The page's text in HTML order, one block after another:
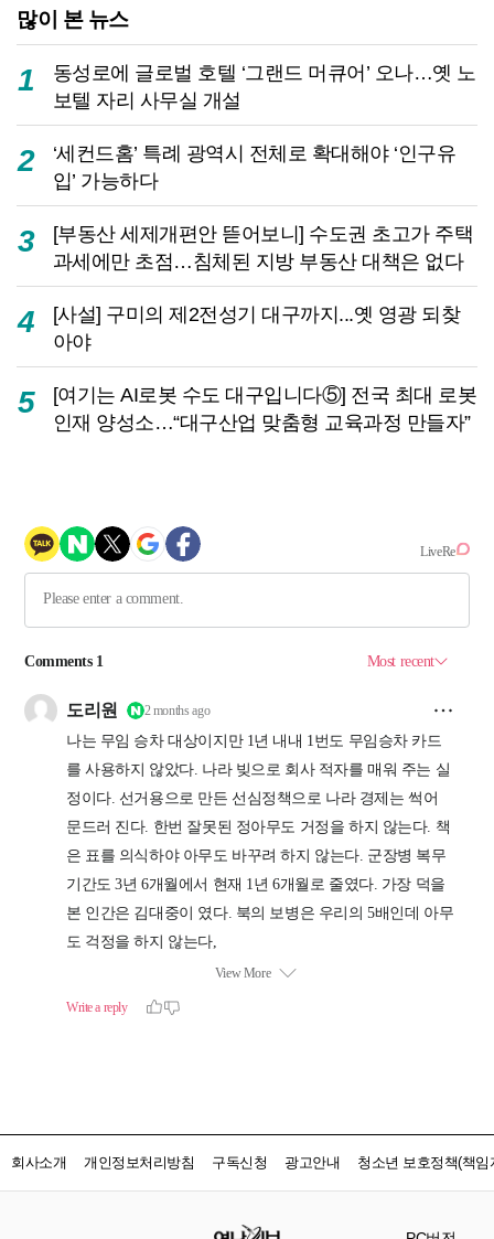
많이 본 뉴스
1
동성로에 글로벌 호텔 ‘그랜드 머큐어’ 오나…옛 노
보텔 자리 사무실 개설
2
‘세컨드홈’ 특례 광역시 전체로 확대해야 ‘인구유
입’ 가능하다
3
[부동산 세제개편안 뜯어보니] 수도권 초고가 주택
과세에만 초점…침체된 지방 부동산 대책은 없다
4
[사설] 구미의 제2전성기 대구까지...옛 영광 되찾
아야
5
[여기는 AI로봇 수도 대구입니다⑤] 전국 최대 로봇
인재 양성소…“대구산업 맞춤형 교육과정 만들자”
회사소개 개인정보처리방침 구독신청 광고안내 청소년 보호정책(책임